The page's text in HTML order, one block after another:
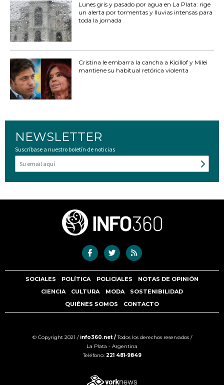
Lunes gris y pasado por agua en La Plata: rige
un alerta por tormentas y lluvias intensas para
toda la jornada
Cristina le embarra la cancha a Kicillof y Milei
mantiene su habitual retórica violenta
NEWSLETTER
Suscríbase a nuestro boletín de noticias
SOCIALES POLÍTICA POLICIALES
NOTAS DE OPINIÓN
CIENCIA
CULTURA MODA
SOSTENIBILIDAD
QUIÉNES SOMOS
CONTACTO
© Copyright 2021 / info360.net /Todos los derechos reservados /
La Plata - Argentina
Teléfono: 221 481-9849